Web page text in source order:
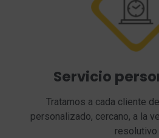
Servicio
Tratamos a cada cliente
personalizado, cercano, a la
resolutivo